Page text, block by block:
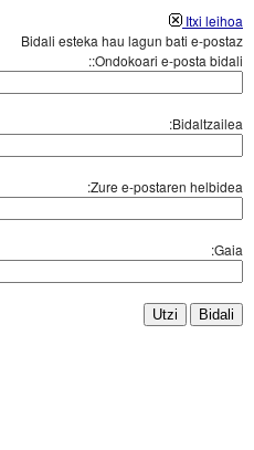
Itxi leihoa
Bidali esteka hau lagun bati e-postaz
Ondokoari e-posta bidali::
Bidaltzailea:
Zure e-postaren helbidea:
Gaia:
Bidali
Utzi